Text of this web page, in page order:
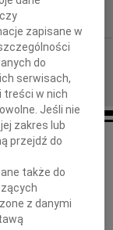
zapisane w
do
serwisach,
treści w nich
Jeśli nie
zakres lub
przejdź do
także do
z danymi